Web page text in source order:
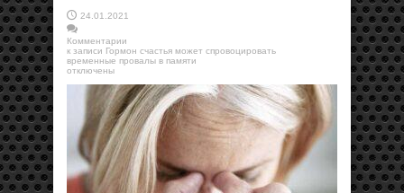
24.01.2021
Комментарии
к записи Гормон счастья может спровоцировать
временные провалы в памяти
отключены